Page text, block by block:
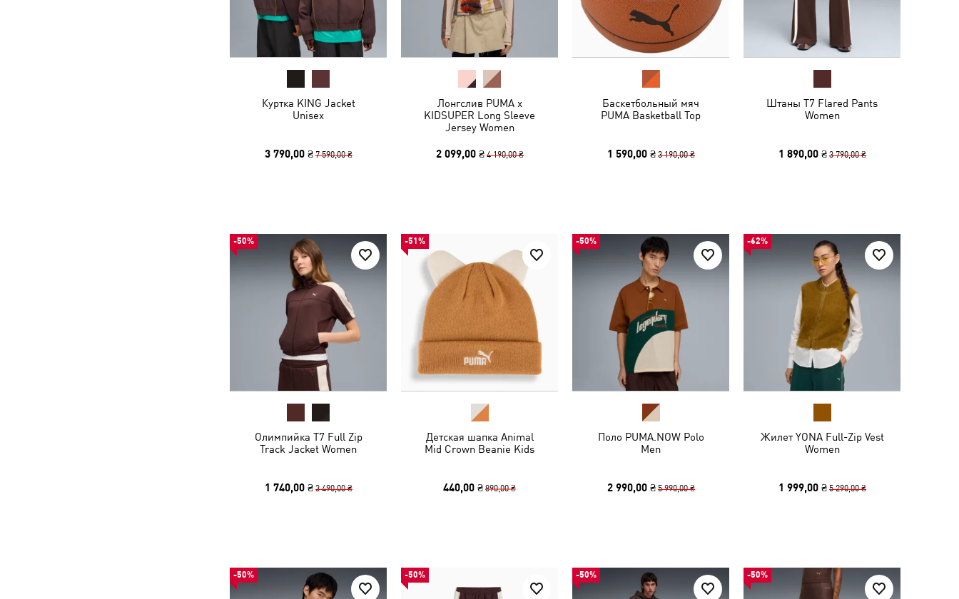
Куртка KING Jacket
Unisex
3 790,00 ₴ 7 590,00 ₴
Лонгслив PUMA x
KIDSUPER Long Sleeve
Jersey Women
2 099,00 ₴ 4 190,00 ₴
Баскетбольный мяч
PUMA Basketball Top
1 590,00 ₴ 3 190,00 ₴
Штаны T7 Flared Pants
Women
1 890,00 ₴ 3 790,00 ₴
-50%
Олимпийка T7 Full Zip
Track Jacket Women
1 740,00 ₴ 3 490,00 ₴
-51%
Детская шапка Animal
Mid Crown Beanie Kids
440,00 ₴890,00 ₴
-50%
Поло PUMA.NOW Polo
Men
2 990,00 ₴ 5 990,00 ₴
-62%
Жилет YONA Full-Zip Vest
Women
1 999,00 ₴ 5 290,00 ₴
-50% -50% -50% -50%